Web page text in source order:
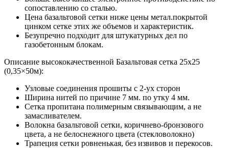
сопоставлению со сталью.
Цена базальтовой сетки ниже цены метал.покрытой
цинком сетке этих же объемов и характеристик.
Безупречно подходит для штукатурных дел по
газобетонным блокам.
Описание высококачественной Базальтовая сетка 25х25
(0,35×50м):
Узловые соединения прошиты с 2-ух сторон
Ширина нитей по причине 7 мм. по утку 4 мм.
Сетка пропитана полимерным связывающим, а не
замасливателем.
Волокна базальтовой сетки, коричнево-бронзового
цвета, а не белоснежного цвета (стекловолокно)
Трапеция сетки ровненькая, без извивов и перекосов.